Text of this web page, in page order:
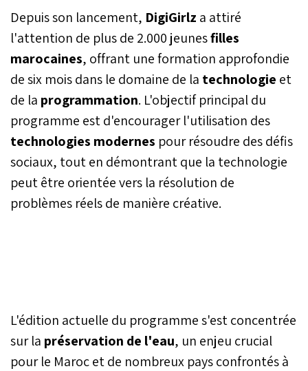
Depuis son lancement, DigiGirlz a attiré
l'attention de plus de 2.000 jeunesfilles
marocaines, offrant une formation approfondie
de six mois dans le domaine de la technologie et
de la programmation. L'objectif principal du
programme est d'encourager l'utilisation des
technologies modernes pour résoudre des défis
sociaux, tout en démontrant que la technologie
peut être orientée vers la résolution de
problèmes réels de manière créative.
L'édition actuelle du programme s'est concentrée
sur la préservation de l'eau, un enjeu crucial
pour le Maroc et de nombreux pays confrontés à